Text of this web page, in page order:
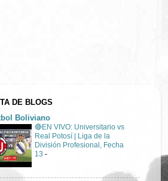
DE BLOGS
Boliviano
🔴EN VIVO: Universitario vs
Real Potosí | Liga de la
División Profesional, Fecha
13 -